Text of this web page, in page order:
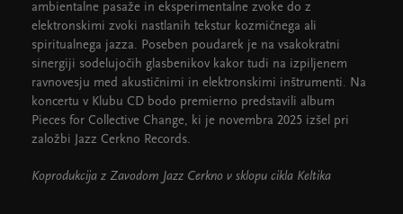
ambientalne pasaže in eksperimentalne zvoke do z
elektronskimi zvoki nastlanih tekstur kozmičnega ali
spiritualnega jazza. Poseben poudarek je na vsakokratni
sinergiji sodelujočih glasbenikov kakor tudi na izpiljenem
ravnovesju med akustičnimi in elektronskimi inštrumenti. Na
koncertu v Klubu CD bodo premierno predstavili album
Pieces for Collective Change, ki je novembra 2025 izšel pri
založbi Jazz Cerkno Records.
Koprodukcija z Zavodom Jazz Cerkno v sklopu cikla Keltika